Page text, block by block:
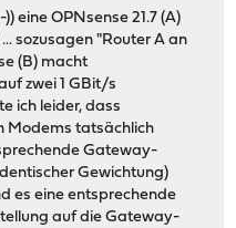
eine OPNsense 21.7 (A)
sozusagen "Router A an
(B) macht
zwei 1 GBit/s
ich leider, dass
Modems tatsächlich
Gateway-
Gewichtung)
es eine entsprechende
auf die Gateway-